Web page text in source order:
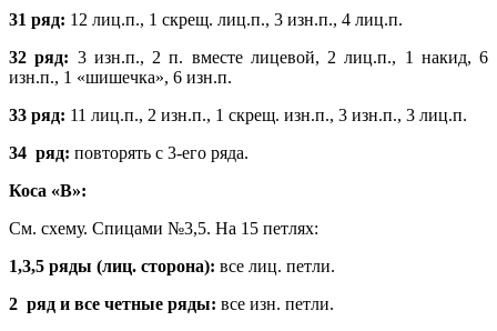
31 ряд: 12 лиц.п., 1 скрещ. лиц.п., 3 изн.п., 4 лиц.п.
32 ряд: 3 изн.п., 2 п. вместе лицевой, 2 лиц.п., 1 накид, 6
изн.п., 1 «шишечка», 6 изн.п.
33 ряд: 11 лиц.п., 2 изн.п., 1 скрещ. изн.п., 3 изн.п., 3 лиц.п.
34 ряд: повторять с 3-его ряда.
Коса «В»:
См. схему. Спицами №3,5. На 15 петлях:
1,3,5 ряды (лиц. сторона): все лиц. петли.
2 ряд и все четные ряды: все изн. петли.